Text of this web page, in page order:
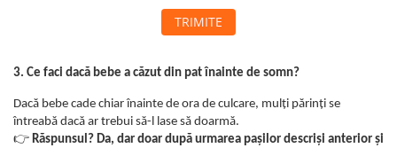
TRIMITE
3. Ce faci dacă bebe a căzut din pat înainte de somn?
Dacă bebe cade chiar înainte de ora de culcare, mulți părinți se
întreabă dacă ar trebui să-l lase să doarmă.
👉 Răspunsul? Da, dar doar după urmarea pașilor descriși anterior și